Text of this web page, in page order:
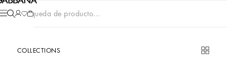
Búsqueda de producto...
COLLECTIONS